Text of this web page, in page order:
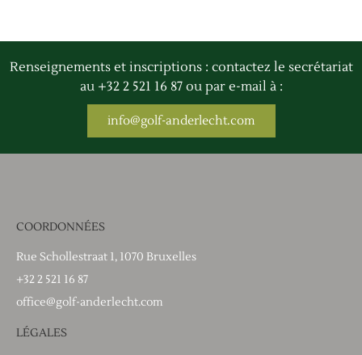
Renseignements et inscriptions : contactez le secrétariat
au +32 2 521 16 87 ou par e-mail à :
info@golf-anderlecht.com
COORDONNÉES
Rue Schollestraat 1, 1070 Bruxelles
+32 2 521 16 87
office@golf-anderlecht.com
LÉGALES